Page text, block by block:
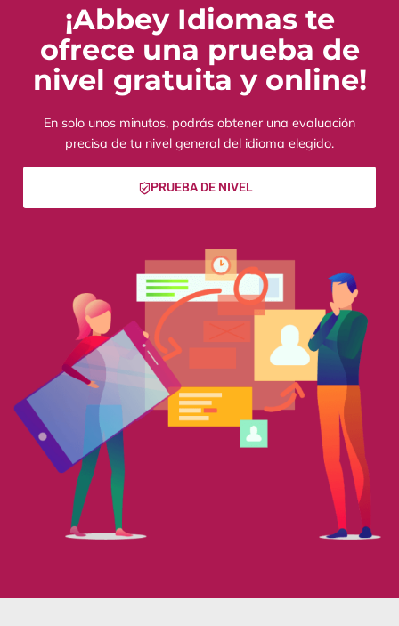
¡Abbey Idiomas te
ofrece una prueba de
nivel gratuita y online!
En solo unos minutos, podrás obtener una evaluación
precisa de tu nivel general del idioma elegido.
PRUEBA DE NIVEL